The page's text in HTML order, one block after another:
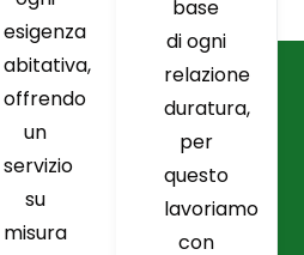
esigenza
abitativa,
offrendo
un
servizio
su
misura
base
di ogni
relazione
duratura,
per
questo
lavoriamo
con